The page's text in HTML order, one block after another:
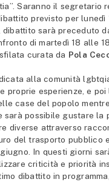
Saranno il segretario
previsto per
sarà preceduto
di martedì 18 alle
curata da Pola
alla comunità
esperienze, e
case del popolo
possibile gustare la
diverse attraverso
del trasporto pubblico
In questi giorni
criticità e priorità
dibattito in